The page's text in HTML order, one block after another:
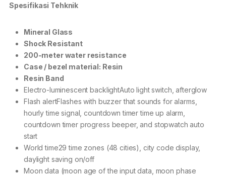
Spesifikasi Tehknik
Mineral Glass
Shock Resistant
200-meter water resistance
Case / bezel material: Resin
Resin Band
Electro-luminescent backlightAuto light switch, afterglow
Flash alertFlashes with buzzer that sounds for alarms,
hourly time signal, countdown timer time up alarm,
countdown timer progress beeper, and stopwatch auto
start
World time29 time zones (48 cities), city code display,
daylight saving on/off
Moon data (moon age of the input data, moon phase